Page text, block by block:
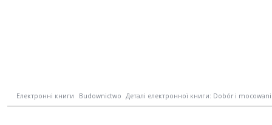
Електронні книги Budownictwo Деталі електронної книги: Dobór i